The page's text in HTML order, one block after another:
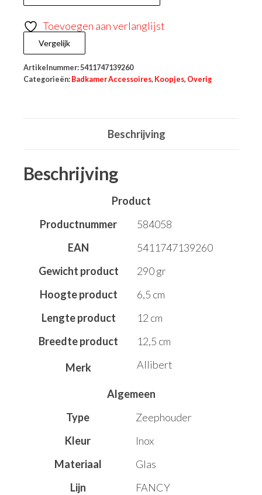
Toevoegen aan verlanglijst
Vergelijk
Artikelnummer:5411747139260
Categorieën: Badkamer Accessoires, Koopjes, Overig
Beschrijving
Beschrijving
Product
Productnummer
584058
EAN
5411747139260
Gewicht product
290 gr
Hoogte product
6,5 cm
Lengte product
12 cm
Breedte product
12,5 cm
Merk Allibert
Algemeen
Type
Zeephouder
Kleur
Inox
Materiaal
Glas
Lijn
FANCY